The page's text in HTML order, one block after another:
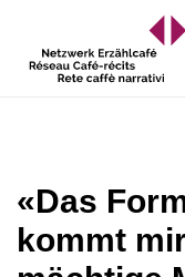
«Das
kommt